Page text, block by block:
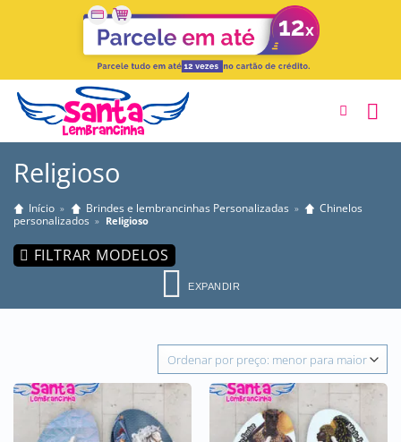
EXPANDIR
Religioso
Início » Brindes e lembrancinhas Personalizadas »
Chinelos
personalizados » Religioso
FILTRAR MODELOS